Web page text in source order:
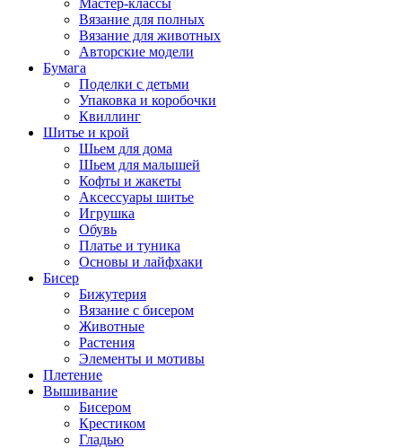
Мастер-классы
Вязание для полных
Вязание для животных
Авторские модели
Бумага
Поделки с детьми
Упаковка и коробочки
Квиллинг
Шитье и крой
Шьем для дома
Шьем для малышей
Кофты и жакеты
Аксессуары шитье
Игрушка
Обувь
Платье и туника
Основы и лайфхаки
Бисер
Бижутерия
Вязание с бисером
Животные
Растения
Элементы и мотивы
Плетение
Вышивание
Бисером
Крестиком
Гладью